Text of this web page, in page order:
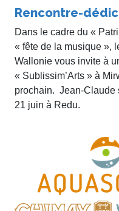
Rencontre-
Dans le cadre du «
« fête de la musique »,
Wallonie vous invite à
« Sublissim’Arts » à
prochain. Jean-Claude
21 juin à Redu.